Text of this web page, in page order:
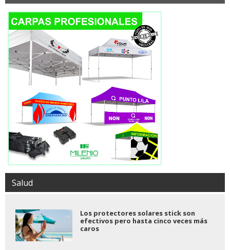
Salud
Los protectores solares stick son
efectivos pero hasta cinco veces más
caros